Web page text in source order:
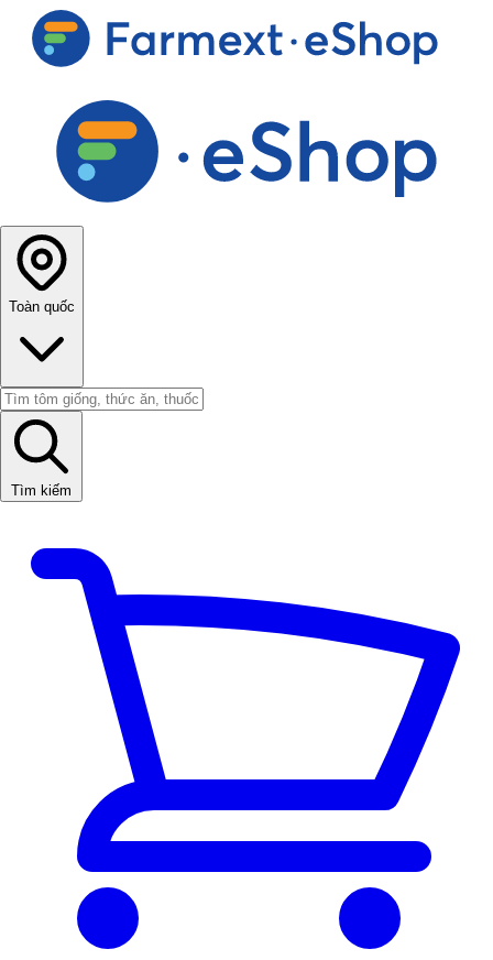
Toàn quốc
Tìm kiếm